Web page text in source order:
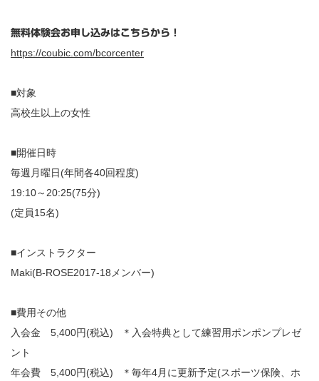
無料体験会お申し込みはこちらから！
https://coubic.com/bcorcenter
■対象
高校生以上の女性
■開催日時
毎週月曜日(年間各40回程度)
19:10～20:25(75分)
(定員15名)
■インストラクター
Maki(B-ROSE2017-18メンバー)
■費用その他
入会金 5,400円(税込) ＊入会特典として練習用ポンポンプレゼ
ント
年会費 5,400円(税込) ＊毎年4月に更新予定(スポーツ保険、ホ